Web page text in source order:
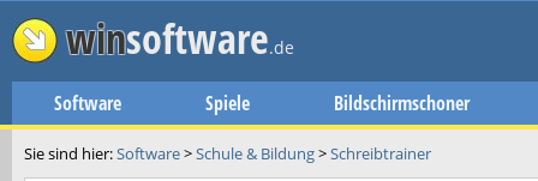
winsoftware.de
Software Spiele Bildschirmschoner
Sie sind hier:Software>Schule & Bildung>Schreibtrainer